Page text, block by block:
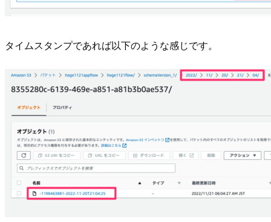
タイムスタンプであれば以下のような感じです。